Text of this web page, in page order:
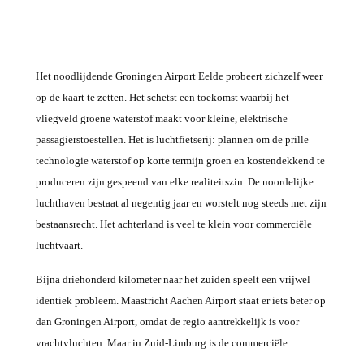
Het noodlijdende Groningen Airport Eelde probeert zichzelf weer
op de kaart te zetten. Het schetst een toekomst waarbij het
vliegveld groene waterstof maakt voor kleine, elektrische
passagierstoestellen. Het is luchtfietserij: plannen om de prille
technologie waterstof op korte termijn groen en kostendekkend te
produceren zijn gespeend van elke realiteitszin. De noordelijke
luchthaven bestaat al negentig jaar en worstelt nog steeds met zijn
bestaansrecht. Het achterland is veel te klein voor commerciële
luchtvaart.
Bijna driehonderd kilometer naar het zuiden speelt een vrijwel
identiek probleem. Maastricht Aachen Airport staat er iets beter op
dan Groningen Airport, omdat de regio aantrekkelijk is voor
vrachtvluchten. Maar in Zuid-Limburg is de commerciële